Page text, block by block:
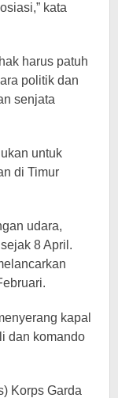
kata
harus patuh
politik dan
senjata
untuk
di Timur
udara,
8 April.
kapal
dan komando
Korps Garda